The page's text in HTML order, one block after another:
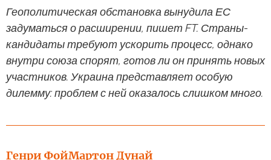
Геополитическая обстановка вынудила ЕС
задуматься о расширении, пишет FT. Страны-
кандидаты требуют ускорить процесс, однако
внутри союза спорят, готов ли он принять новых
участников. Украина представляет особую
дилемму: проблем с ней оказалось слишком много.
Генри ФойМартон Дунай